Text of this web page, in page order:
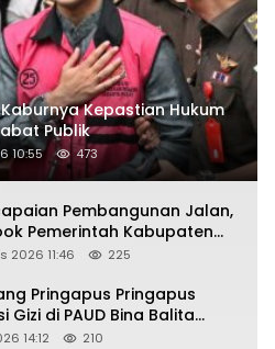
Kepastian Hukum
Publik
10:55 473
Pembangunan Jalan,
Pemerintah Kabupaten
Warganet
2026 11:46 225
Pringapus Pringapus
Gizi di PAUD Bina Balita
Anak Nasional 2026
14:12 210